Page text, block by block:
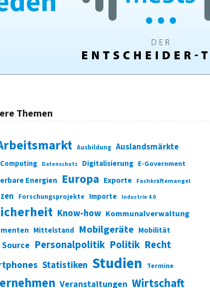
Themen
Ausbildung Auslandsmärkte
Datenschutz Digitalisierung E-Government
Energien Europa Exporte Fachkräftemangel
Forschungsprojekte Importe Industrie 4.0
Know-how Kommunalverwaltung
Mittelstand Mobilgeräte Mobilität
Source Personalpolitik Politik Recht
Statistiken Studien Termine
Veranstaltungen Wirtschaft